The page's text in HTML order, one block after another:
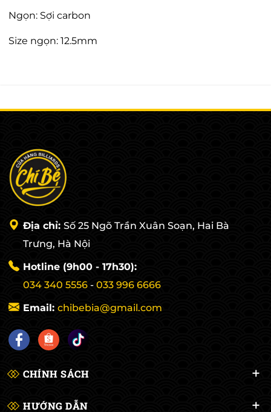
Ngọn: Sợi carbon
Size ngọn: 12.5mm
Địa chỉ: Số 25 Ngõ Trần Xuân Soạn, Hai Bà
Trưng, Hà Nội
Hotline (9h00 - 17h30):
034 340 5556 - 033 996 6666
Email: chibebia@gmail.com
CHÍNH SÁCH
HƯỚNG DẪN